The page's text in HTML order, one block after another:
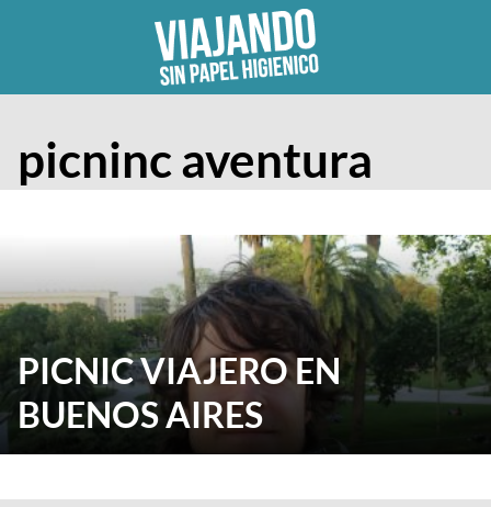
picninc aventura
PICNIC VIAJERO EN
BUENOS AIRES